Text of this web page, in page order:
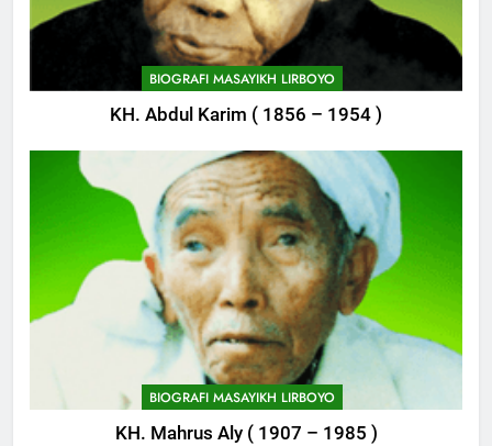
BIOGRAFI MASAYIKH LIRBOYO
KH. Abdul Karim ( 1856 – 1954 )
BIOGRAFI MASAYIKH LIRBOYO
KH. Mahrus Aly ( 1907 – 1985 )
744
Himasal Semen Sumbang
Pembangunan Kantor Himasal
POJOK LIRBOYO
Delegasi MQK Kota Kediri
Menuju Probolinggo
POJOK LIRBOYO